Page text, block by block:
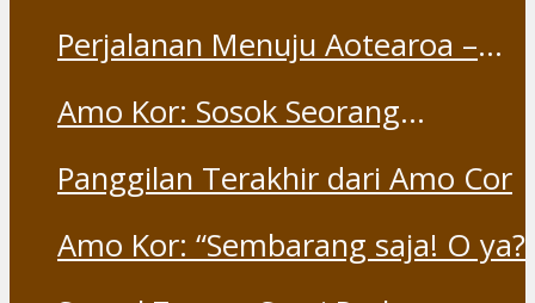
Perjalanan Menuju Aotearoa –
Amo Kor: Sosok Seorang
Otentik
Panggilan Terakhir dari Amo Cor
Amo Kor: “Sembarang saja! O ya?